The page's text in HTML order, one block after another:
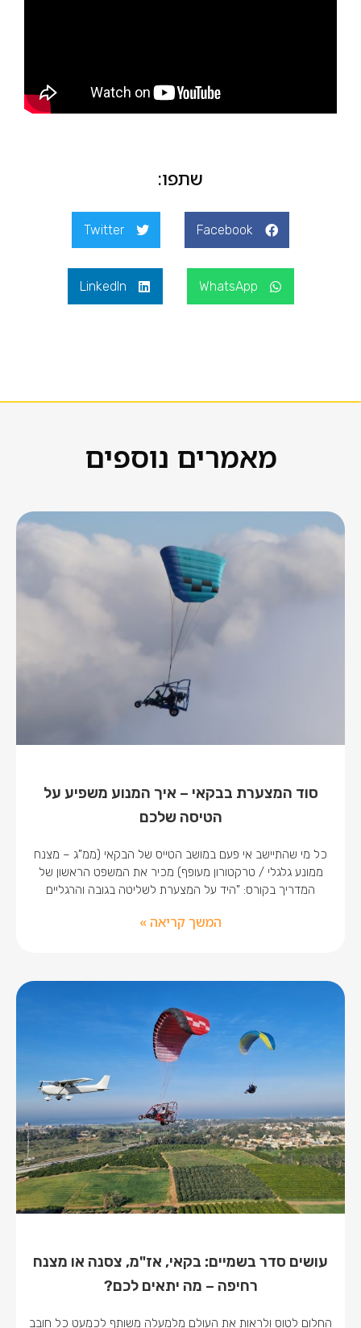
שתפו:
Facebook
Twitter
WhatsApp
LinkedIn
מאמרים נוספים
סוד המצערת בבקאי – איך המנוע משפיע על
הטיסה שלכם
כל מי שהתיישב אי פעם במושב הטייס של הבקאי (ממ"ג – מצנח
ממונע גלגלי / טרקטורון מעופף) מכיר את המשפט הראשון של
המדריך בקורס: "היד על המצערת לשליטה בגובה והרגליים
המשך קריאה »
עושים סדר בשמיים: בקאי, אז"מ, צסנה או מצנח
רחיפה – מה יתאים לכם?
החלום לטוס ולראות את העולם מלמעלה משותף לכמעט כל חובב